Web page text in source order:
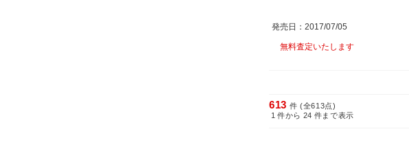
発売日：2017/07/05
無料査定いたします
613 件 (全613点)
1 件から 24 件まで表示